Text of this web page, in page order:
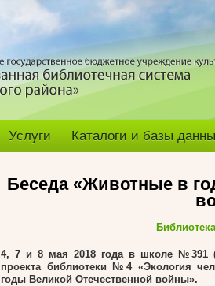
Услуги Каталоги и базы
Беседа «Животные в
4, 7 и 8 мая 2018 года в школе №391
проекта библиотеки №4 «Экология
годы Великой Отечественной войны».